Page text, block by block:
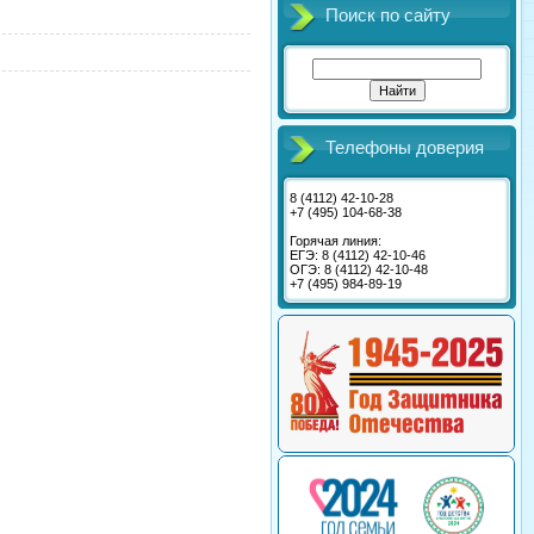
Поиск по сайту
Телефоны доверия
8 (4112) 42-10-28
+7 (495) 104-68-38
Горячая линия:
ЕГЭ: 8 (4112) 42-10-46
ОГЭ: 8 (4112) 42-10-48
+7 (495) 984-89-19